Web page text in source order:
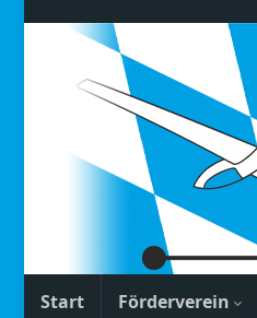
Start Förderverein